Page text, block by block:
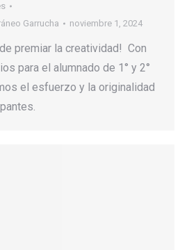
Garrucha noviembre 1, 2024
premiar la creatividad! Con
para el alumnado de 1° y 2°
el esfuerzo y la originalidad